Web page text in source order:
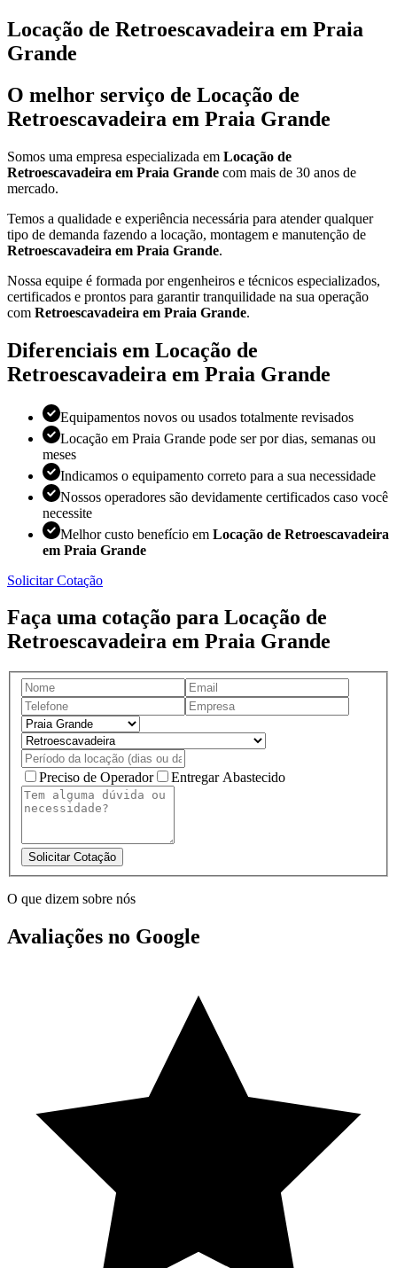
Locação de Retroescavadeira em Praia
Grande
O melhor serviço de Locação de
Retroescavadeira em Praia Grande
Somos uma empresa especializada em Locação de
Retroescavadeira em Praia Grande com mais de 30 anos de
mercado.
Temos a qualidade e experiência necessária para atender qualquer
tipo de demanda fazendo a locação, montagem e manutenção de
Retroescavadeira em Praia Grande.
Nossa equipe é formada por engenheiros e técnicos especializados,
certificados e prontos para garantir tranquilidade na sua operação
com Retroescavadeira em Praia Grande.
Diferenciais em Locação de
Retroescavadeira em Praia Grande
Equipamentos novos ou usados totalmente revisados
Locação em Praia Grande pode ser por dias, semanas ou
meses
Indicamos o equipamento correto para a sua necessidade
Nossos operadores são devidamente certificados caso você
necessite
Melhor custo benefício em Locação de Retroescavadeira
em Praia Grande
Solicitar Cotação
Faça uma cotação para Locação de
Retroescavadeira em Praia Grande
Preciso de Operador Entregar Abastecido
Solicitar Cotação
O que dizem sobre nós
Avaliações no Google